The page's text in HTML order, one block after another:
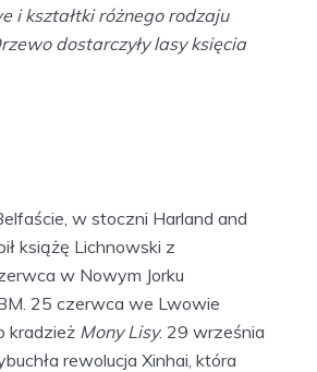
i kształtki różnego rodzaju
dostarczyły lasy księcia
w stoczni Harland and
książę Lichnowski z
w Nowym Jorku
25 czerwca we Lwowie
kradzież Mony Lisy. 29 września
rewolucja Xinhai, która